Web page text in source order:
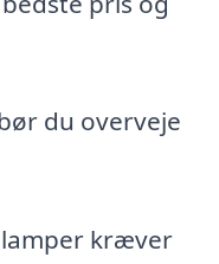
du overveje
lamper kræver